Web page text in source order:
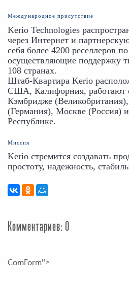
Международное присутствие
Kerio Technologies
через Интернет и
себя более 4200 реселлеров
осуществляющие поддержку
108 странах.
Штаб-Квартира Kerio
США, Калифорния, работают
Кэмбридже
(Германия), Москве (Россия)
Республике.
Миссия
Kerio стремится создавать
простоту, надежность,
Комментариев: 0
ComForm">